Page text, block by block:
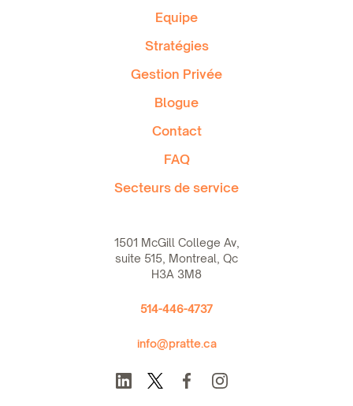
Equipe
Stratégies
Gestion Privée
Blogue
Contact
FAQ
Secteurs de service
1501 McGill College Av,
suite 515, Montreal, Qc
H3A 3M8
514-446-4737
info@pratte.ca